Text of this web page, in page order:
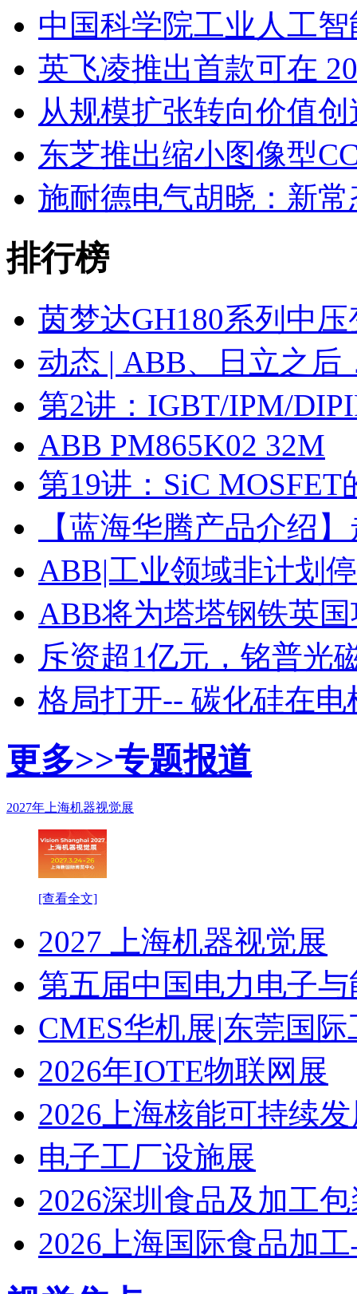
中国科学院工业人工
英飞凌推出首款可在
从规模扩张转向价值
东芝推出缩小图像型
施耐德电气胡晓：新
排行榜
茵梦达GH180系列中
动态 | ABB、日立之后
第2讲：IGBT/IPM/
ABB PM865K02 32M
第19讲：SiC
【蓝海华腾产品介绍
ABB|工业领域非计划
ABB将为塔塔钢铁英
斥资超1亿元，铭普光
格局打开-- 碳化硅在
更多>>专题报道
2027年上海机器视觉展
[查看全文]
2027 上海机器视觉展
第五届中国电力电子
CMES华机展|东莞国
2026年IOTE物联网展
2026上海核能可持续
电子工厂设施展
2026深圳食品及加工
2026上海国际食品加